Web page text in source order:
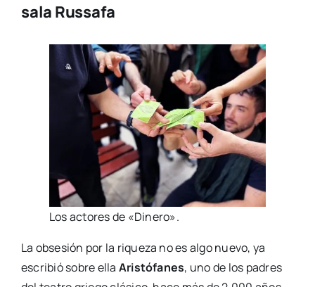
sala Russafa
Los acto­res de «Dine­ro».
La obse­sión por la rique­za no es algo nue­vo, ya
escri­bió sobre ella Aris­tó­fa­nes, uno de los padres